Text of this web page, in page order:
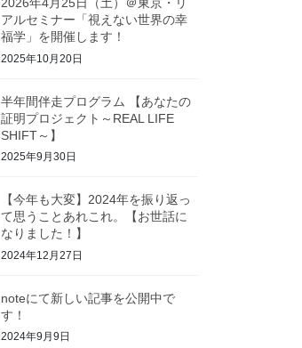
2026年4月25日（土）＠東京・リ
アルセミナー「視えない世界の幸
福学」を開催します！
2025年10月20日
半年間伴走プログラム 【あなたの
証明プロジェクト～REAL LIFE
SHIFT～】
2025年9月30日
【今年も大変】2024年を振り返っ
て思うことあれこれ。【お世話に
なりました！】
2024年12月27日
noteにて新しい記事を公開中で
す！
2024年9月9日